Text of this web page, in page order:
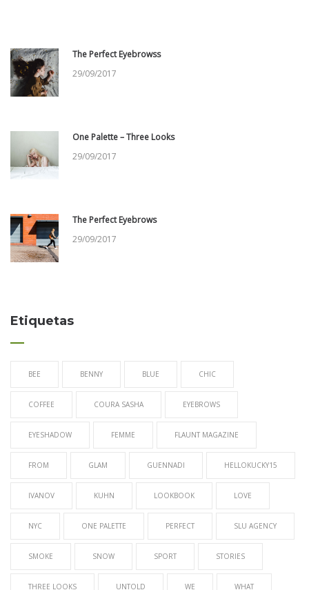
The Perfect Eyebrowss
29/09/2017
One Palette – Three Looks
29/09/2017
The Perfect Eyebrows
29/09/2017
Etiquetas
BEE BENNY BLUE CHIC
COFFEE COURA SASHA EYEBROWS
EYESHADOW FEMME FLAUNT MAGAZINE
FROM GLAM GUENNADI HELLOKUCKY15
IVANOV KUHN LOOKBOOK LOVE
NYC ONE PALETTE PERFECT SLU AGENCY
SMOKE SNOW SPORT STORIES
THREE LOOKS UNTOLD WE WHAT